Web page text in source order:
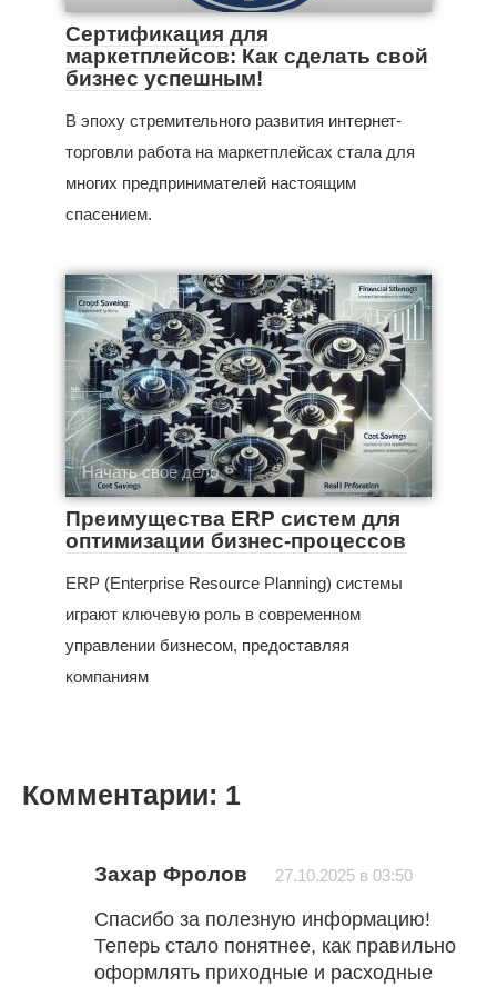
Сертификация для
маркетплейсов: Как сделать свой
бизнес успешным!
В эпоху стремительного развития интернет-
торговли работа на маркетплейсах стала для
многих предпринимателей настоящим
спасением.
Начать свое дело
Преимущества ERP систем для
оптимизации бизнес-процессов
ERP (Enterprise Resource Planning) системы
играют ключевую роль в современном
управлении бизнесом, предоставляя
компаниям
Комментарии: 1
Захар Фролов 27.10.2025 в 03:50
Спасибо за полезную информацию!
Теперь стало понятнее, как правильно
оформлять приходные и расходные